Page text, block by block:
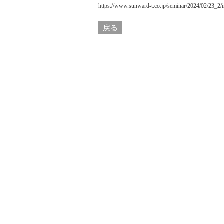
https://www.sunward-t.co.jp/seminar/2024/02/
戻る